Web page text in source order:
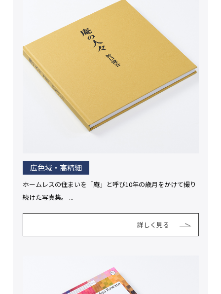
広色域・高精細
ホームレスの住まいを「庵」と呼び10年の歳月をかけて撮り
続けた写真集。 ...
詳しく見る